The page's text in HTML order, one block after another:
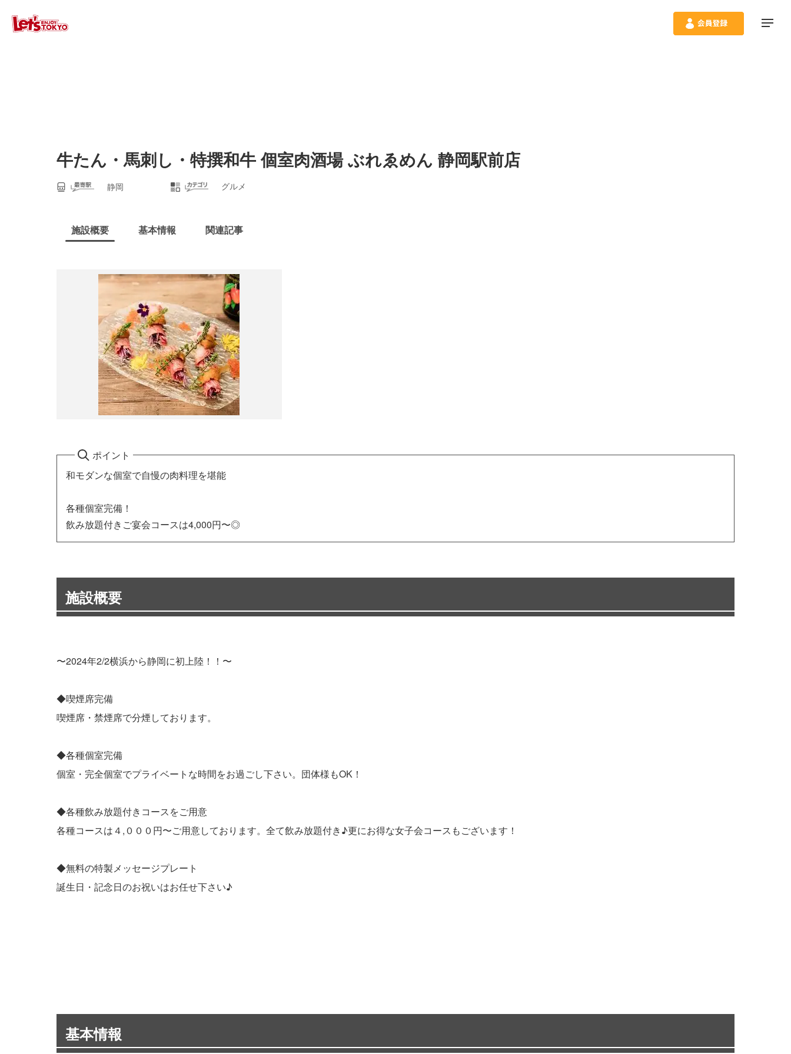
牛たん・馬刺し・特撰和牛 個室肉酒場 ぶれゑめん 静岡駅前店
静岡 グルメ
施設概要 基本情報 関連記事
ポイント
和モダンな個室で自慢の肉料理を堪能
各種個室完備！
飲み放題付きご宴会コースは4,000円〜◎
施設概要
〜2024年2/2横浜から静岡に初上陸！！〜
◆喫煙席完備
喫煙席・禁煙席で分煙しております。
◆各種個室完備
個室・完全個室でプライベートな時間をお過ごし下さい。団体様もOK！
◆各種飲み放題付きコースをご用意
各種コースは４,０００円〜ご用意しております。全て飲み放題付き♪更にお得な女子会コースもございます！
◆無料の特製メッセージプレート
誕生日・記念日のお祝いはお任せ下さい♪
基本情報